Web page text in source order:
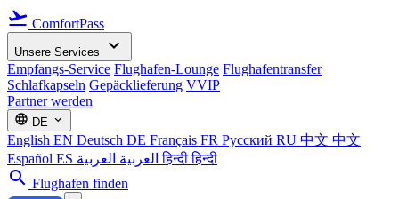
flight_takeoff ComfortPass
Unsere Services expand_more
Empfangs-Service Flughafen-Lounge Flughafentransfer
Schlafkapseln Gepäcklieferung VVIP
Partner werden
language DE expand_more
English EN Deutsch DE Français FR Русский RU 中文 中文
Español ES العربية العربية हिन्दीहिन्दी
search Flughafen finden